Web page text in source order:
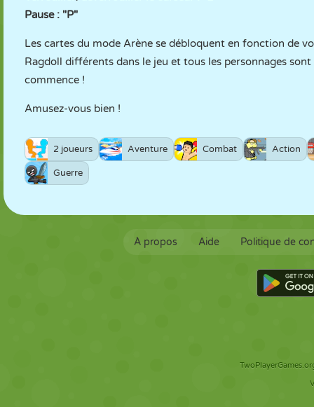
Pause : "P"
Les cartes du mode Arène se débloquent en fonction de
Ragdoll différents dans le jeu et tous les personnages
commence !
Amusez-vous bien !
2 joueurs Aventure Combat Action
Guerre
À propos Aide Politique de